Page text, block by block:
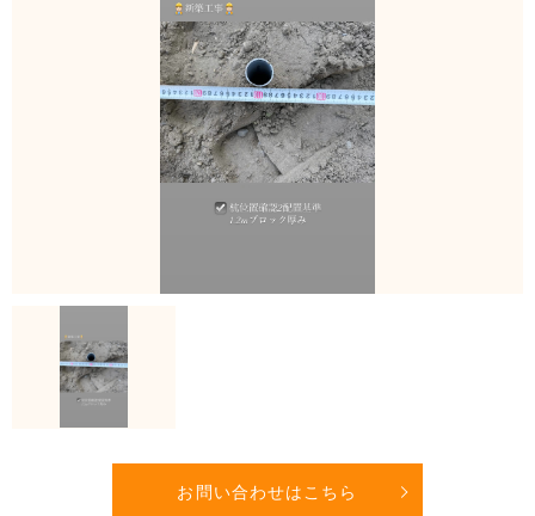
お問い合わせはこちら